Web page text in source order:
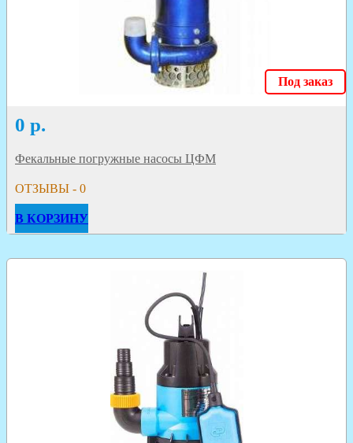
Под заказ
0 р.
Фекальные погружные насосы ЦФМ
ОТЗЫВЫ - 0
В КОРЗИНУ